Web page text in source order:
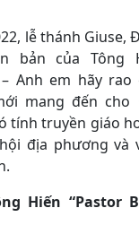
lễ thánh Giuse,
bản của Tông
– Anh em hãy
mang đến cho
tính truyền giáo
địa phương và
Hiến “Pastor